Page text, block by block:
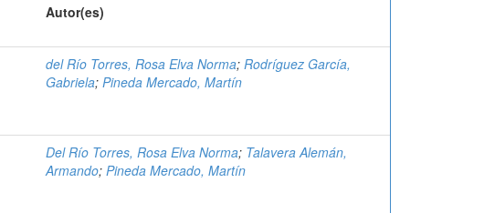
Autor(es)
del Río Torres, Rosa Elva Norma; Rodríguez García,
Gabriela; Pineda Mercado, Martín
Del Río Torres, Rosa Elva Norma; Talavera Alemán,
Armando; Pineda Mercado, Martín